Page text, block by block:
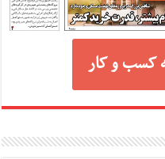
کسب و کار